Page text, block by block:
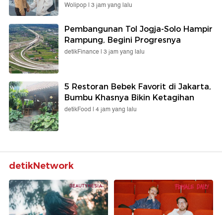
Wolipop | 3 jam yang lalu
Pembangunan Tol Jogja-Solo Hampir
Rampung, Begini Progresnya
detikFinance | 3 jam yang lalu
5 Restoran Bebek Favorit di Jakarta,
Bumbu Khasnya Bikin Ketagihan
detikFood | 4 jam yang lalu
detikNetwork